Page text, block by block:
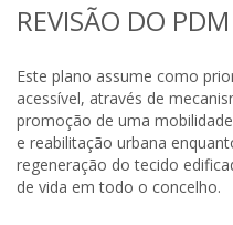
REVISÃO DO
Este plano assume como
acessível, através de
promoção de uma
e reabilitação urbana
regeneração do tecido
de vida em todo o concelho.